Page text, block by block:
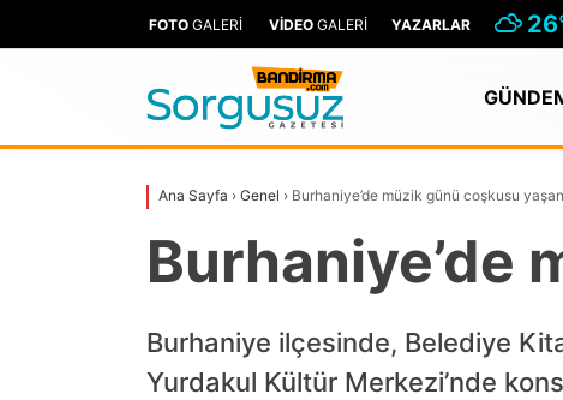
FOTO GALERİ VİDEO GALERİ YAZARLAR 26
Ana Sayfa › Genel › Burhaniye’de müzik günü coşkusu
Burhaniye’de
Burhaniye ilçesinde, Belediye
Yurdakul Kültür Merkezi’nde